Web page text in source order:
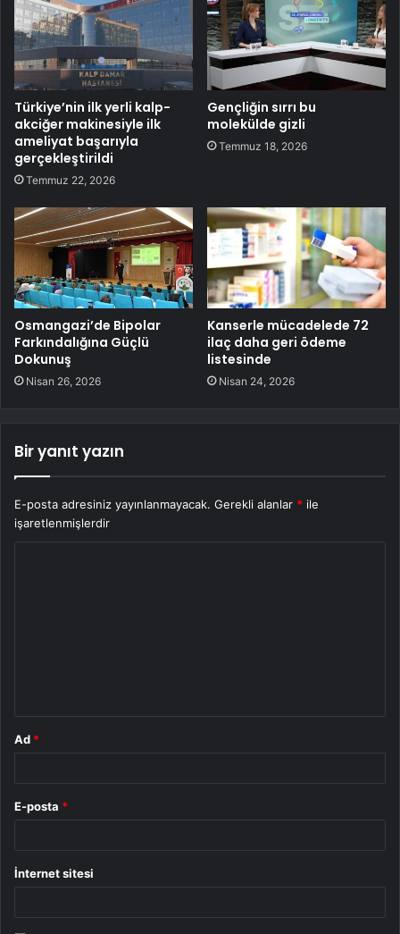
Türkiye’nin ilk yerli kalp-
akciğer makinesiyle ilk
ameliyat başarıyla
gerçekleştirildi
Temmuz 22, 2026
Gençliğin sırrı bu
molekülde gizli
Temmuz 18, 2026
Osmangazi’de Bipolar
Farkındalığına Güçlü
Dokunuş
Nisan 26, 2026
Kanserle mücadelede 72
ilaç daha geri ödeme
listesinde
Nisan 24, 2026
Bir yanıt yazın
E-posta adresiniz yayınlanmayacak. Gerekli alanlar * ile
işaretlenmişlerdir
Ad *
E-posta *
İnternet sitesi